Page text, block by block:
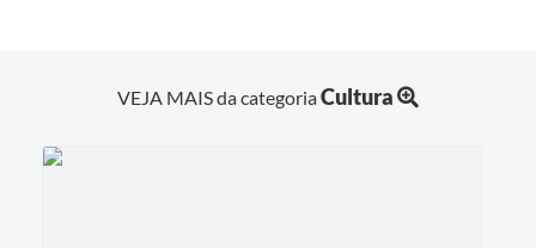
VEJA MAIS da categoriaCultura